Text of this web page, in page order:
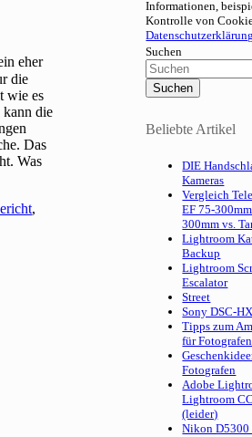
eher
die
wie es
die
Das
Was
,
Informationen,
Kontrolle von
Datenschutzerklärung
Suchen
Beliebte Artikel
DIE
Kameras
Vergleich
EF 75-
300mm vs.
Lightroom
Backup
Lightroom
Escalator
Street
Sony DSC-
Tipps zum
für Fotografen
Fotografen
Adobe
Lightroom
(leider)
Nikon D5300